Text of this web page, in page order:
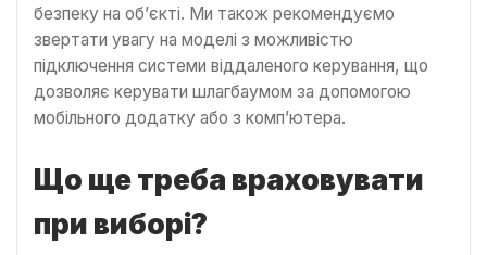
безпеку на об’єкті. Ми також рекомендуємо
звертати увагу на моделі з можливістю
підключення системи віддаленого керування, що
дозволяє керувати шлагбаумом за допомогою
мобільного додатку або з комп’ютера.
Що ще треба враховувати
при виборі?